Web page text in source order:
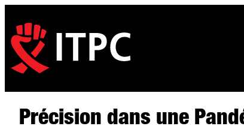
Précision dans une